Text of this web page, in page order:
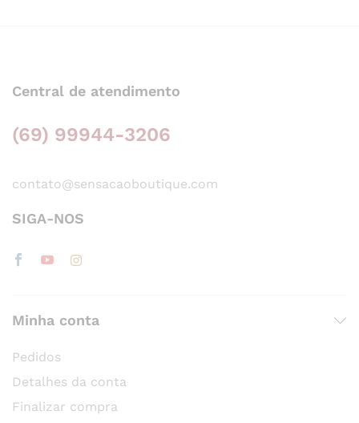
Central de atendimento
(69) 99944-3206
contato@sensacaoboutique.com
SIGA-NOS
Minha conta
Pedidos
Detalhes da conta
Finalizar compra